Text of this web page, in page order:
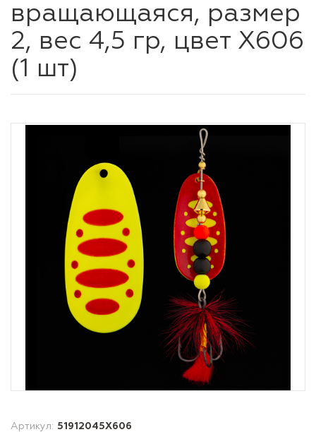
вращающаяся, размер
2, вес 4,5 гр, цвет X606
(1 шт)
Артикул: 51912045X606